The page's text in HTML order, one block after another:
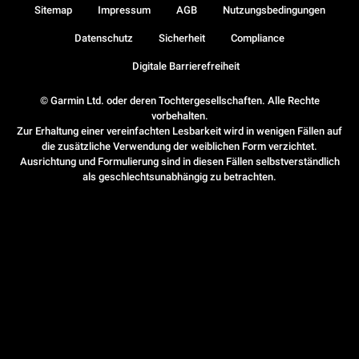
© Garmin Ltd. oder deren Tochtergesellschaften. Alle Rechte
vorbehalten.
Zur Erhaltung einer vereinfachten Lesbarkeit wird in wenigen Fällen auf
die zusätzliche Verwendung der weiblichen Form verzichtet.
Ausrichtung und Formulierung sind in diesen Fällen selbstverständlich
als geschlechtsunabhängig zu betrachten.
Sitemap Impressum AGB Nutzungsbedingungen
Datenschutz Sicherheit Compliance
Digitale Barrierefreiheit